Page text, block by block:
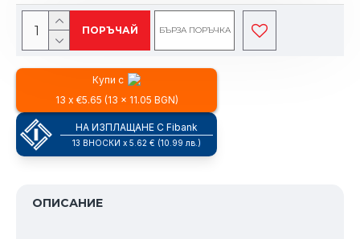
ПОРЪЧАЙ БЪРЗА ПОРЪЧКА
Купи с
13 x €5.65 (13 x 11.05 BGN)
НА ИЗПЛАЩАНЕ С Fibank
13 ВНОСКИ x 5.62 € (10.99 лв.)
ОПИСАНИЕ